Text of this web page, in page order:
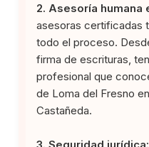
2. Asesoría humana
asesoras certificadas
todo el proceso.
firma de escrituras,
profesional que
de Loma del Fresno
Castañeda.
3. Seguridad jurídica: